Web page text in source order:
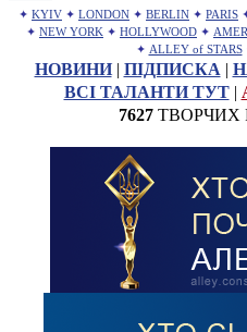
✦ KYIV ✦ LONDON ✦ BERLIN ✦ PARIS
✦ NEW YORK ✦ HOLLYWOOD ✦
✦ ALLEY of STARS
НОВИНИ| ПІДПИСКА |
ВСІ ТАЛАНТИ ТУТ|
7627ТВОРЧИХ